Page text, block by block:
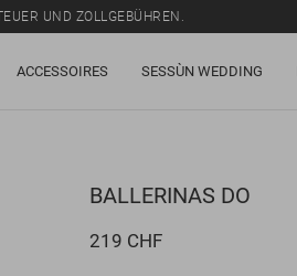
UND ZOLLGEBÜHREN.
ACCESSOIRES SESSÙN WEDDING
BALLERINAS DO
219 CHF